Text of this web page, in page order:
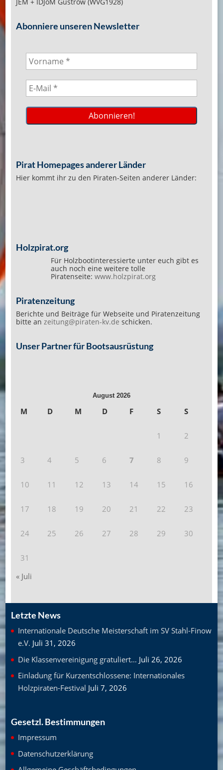
Abonniere unseren Newsletter
Pirat Homepages anderer Länder
Hier kommt ihr zu den Piraten-Seiten anderer Länder:
Holzpirat.org
Für Holzbootinteressierte unter euch gibt es
auch noch eine weitere tolle
Piratenseite: www.holzpirat.org
Piratenzeitung
Berichte und Beiträge für Webseite und Piratenzeitung
bitte an zeitung@piraten-kv.de schicken.
Unser Partner für Bootsausrüstung
August 2026
M D M D F S S
1 2
3 4 5 6 7 8 9
10 11 12 13 14 15 16
17 18 19 20 21 22 23
24 25 26 27 28 29 30
31
« Juli
Letzte News
Internationale Deutsche Meisterschaft im SV Stahl-Finow
e.V. Juli 31, 2026
Die Klassenvereinigung gratuliert… Juli 26, 2026
Einladung für Kurzentschlossene: Internationales
Holzpiraten-Festival Juli 7, 2026
Gesetzl. Bestimmungen
Impressum
Datenschutzerklärung